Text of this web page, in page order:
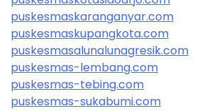
puskesmaskaranganyar.com
puskesmaskupangkota.com
puskesmasalunalunagresik.com
puskesmas-lembang.com
puskesmas-tebing.com
puskesmas-sukabumi.com